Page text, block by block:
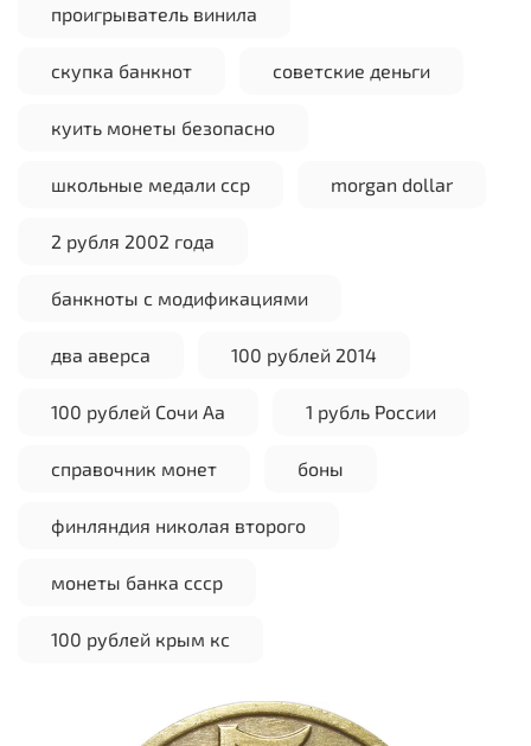
проигрыватель винила
скупка банкнот советские деньги
куить монеты безопасно
школьные медали сср morgan dollar
2 рубля 2002 года
банкноты с модификациями
два аверса 100 рублей 2014
100 рублей Сочи Аа 1 рубль России
справочник монет боны
финляндия николая второго
монеты банка ссср
100 рублей крым кс